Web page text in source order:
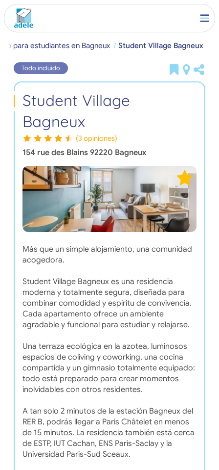
para estudiantes en Bagneux Student Village Bagneux
Todo incluido
Student Village
Bagneux
(3 opiniones)
154 rue des Blains 92220 Bagneux
Más que un simple alojamiento, una comunidad
acogedora.
Student Village Bagneux es una residencia
moderna y totalmente segura, diseñada para
combinar comodidad y espíritu de convivencia.
Cada apartamento ofrece un ambiente
agradable y funcional para estudiar y relajarse.
Una terraza ecológica en la azotea, luminosos
espacios de coliving y coworking, una cocina
compartida y un gimnasio totalmente equipado:
todo está preparado para crear momentos
inolvidables con otros residentes.
A tan solo 2 minutos de la estación Bagneux del
RER B, podrás llegar a Paris Châtelet en menos
de 15 minutos. La residencia también está cerca
de ESTP, IUT Cachan, ENS Paris-Saclay y la
Universidad Paris-Sud Sceaux.